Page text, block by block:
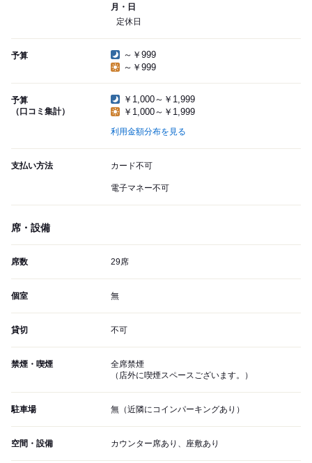
月・日
定休日
予算
～￥999
～￥999
予算
（口コミ集計）
￥1,000～￥1,999
￥1,000～￥1,999
利用金額分布を見る
支払い方法 カード不可
電子マネー不可
席・設備
席数 29席
個室 無
貸切 不可
禁煙・喫煙
全席禁煙
（店外に喫煙スペースございます。）
駐車場 無（近隣にコインパーキングあり）
空間・設備 カウンター席あり、座敷あり